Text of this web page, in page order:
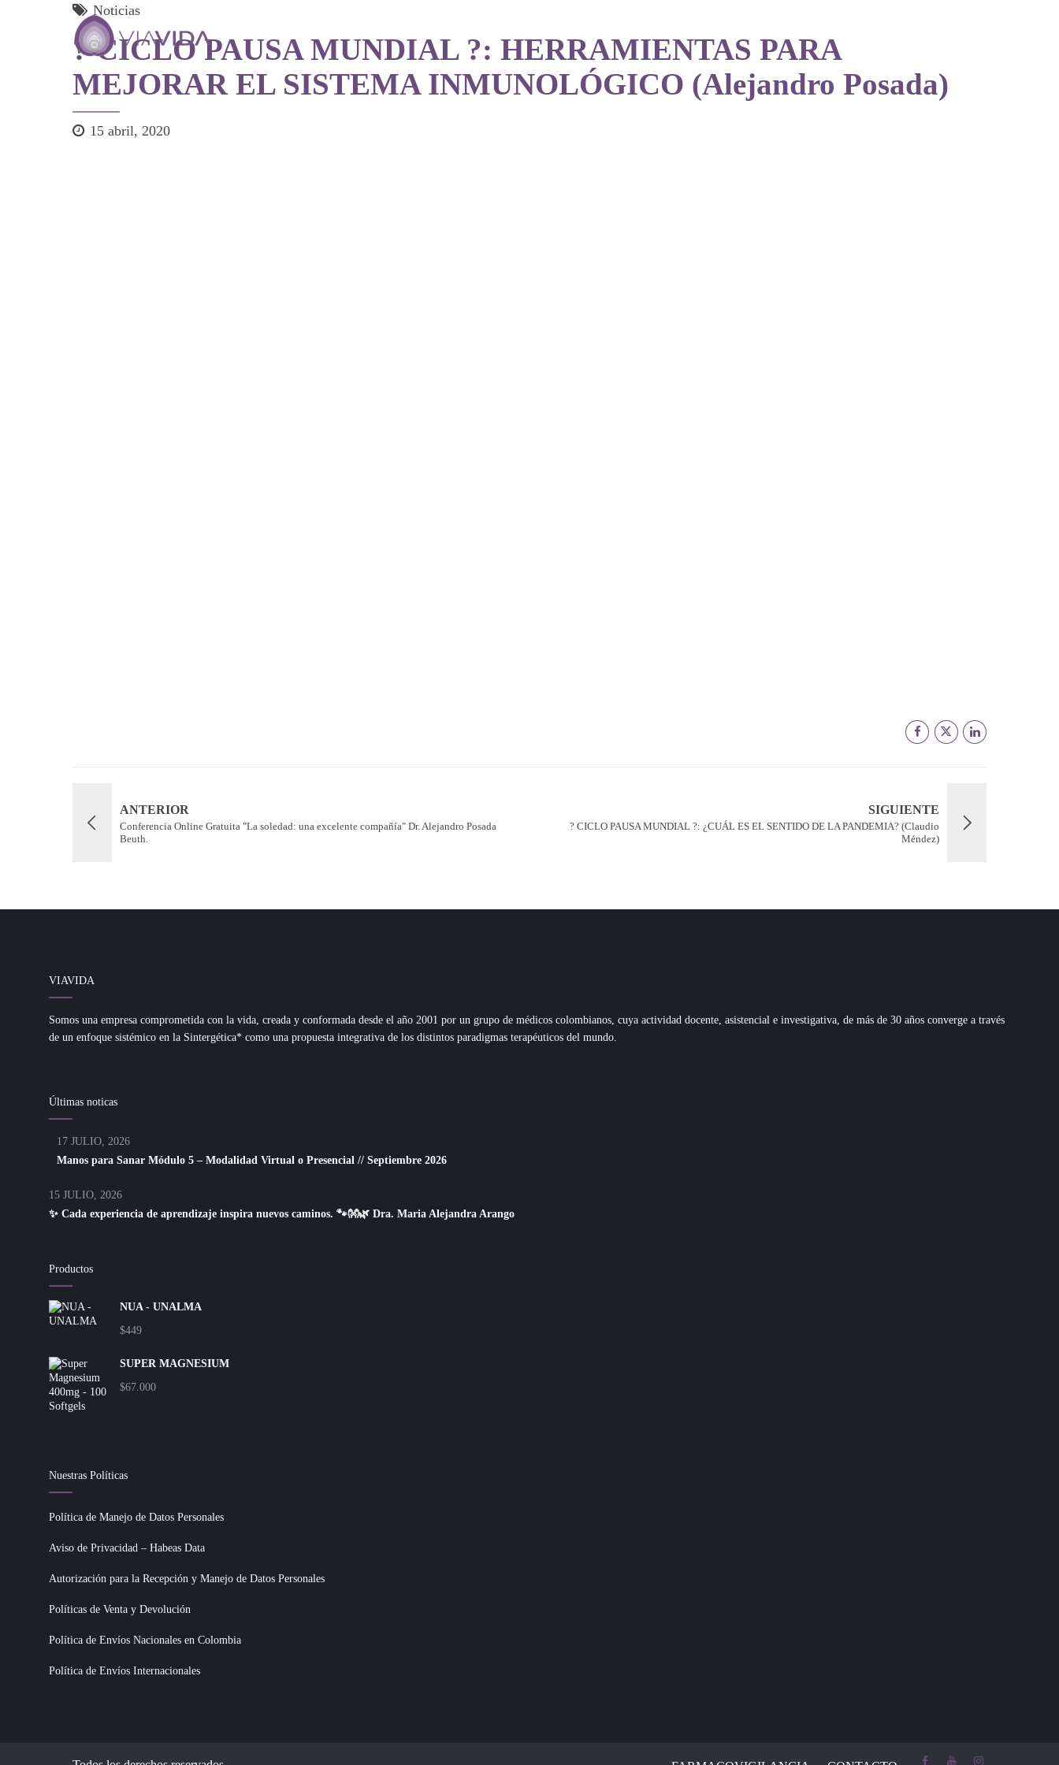
Noticias
? CICLO PAUSA MUNDIAL ?: HERRAMIENTAS PARA
MEJORAR EL SISTEMA INMUNOLÓGICO (Alejandro Posada)
15 abril, 2020
ANTERIOR
Conferencia Online Gratuita "La soledad: una excelente compañía" Dr. Alejandro Posada
Beuth.
SIGUIENTE
? CICLO PAUSA MUNDIAL ?: ¿CUÁL ES EL SENTIDO DE LA PANDEMIA? (Claudio
Méndez)
VIAVIDA
Somos una empresa comprometida con la vida, creada y conformada desde el año 2001 por un grupo de médicos colombianos, cuya actividad docente, asistencial e investigativa, de más de 30 años converge a través
de un enfoque sistémico en la Sintergética* como una propuesta integrativa de los distintos paradigmas terapéuticos del mundo.
Últimas noticas
17 JULIO, 2026
Manos para Sanar Módulo 5 – Modalidad Virtual o Presencial // Septiembre 2026
15 JULIO, 2026
✨ Cada experiencia de aprendizaje inspira nuevos caminos. 🐾👐🌿 Dra. Maria Alejandra Arango
Productos
NUA - UNALMA
$449
SUPER MAGNESIUM
$67.000
Nuestras Políticas
Política de Manejo de Datos Personales
Aviso de Privacidad – Habeas Data
Autorización para la Recepción y Manejo de Datos Personales
Políticas de Venta y Devolución
Política de Envíos Nacionales en Colombia
Política de Envíos Internacionales